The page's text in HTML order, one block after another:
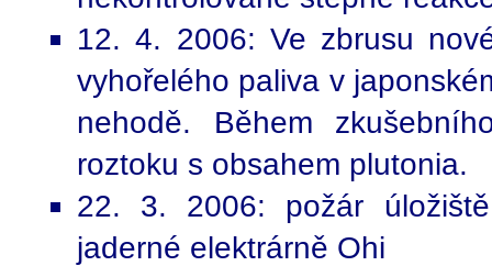
12. 4. 2006: Ve zbrusu
vyhořelého paliva v
nehodě. Během
roztoku s obsahem plutonia.
22. 3. 2006: požár
jaderné elektrárně Ohi